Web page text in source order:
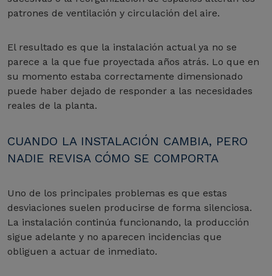
patrones de ventilación y circulación del aire.
El resultado es que la instalación actual ya no se
parece a la que fue proyectada años atrás. Lo que en
su momento estaba correctamente dimensionado
puede haber dejado de responder a las necesidades
reales de la planta.
CUANDO LA INSTALACIÓN CAMBIA, PERO
NADIE REVISA CÓMO SE COMPORTA
Uno de los principales problemas es que estas
desviaciones suelen producirse de forma silenciosa.
La instalación continúa funcionando, la producción
sigue adelante y no aparecen incidencias que
obliguen a actuar de inmediato.